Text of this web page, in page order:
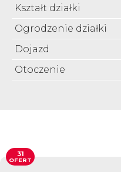
Kształt działki
Ogrodzenie działki
Dojazd
Otoczenie
31
OFERT